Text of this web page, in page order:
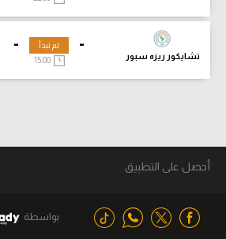
-
تشايكور ريزه سبور
- لم تبدأ
15:00
أحصل على التطبيق
بواسطة